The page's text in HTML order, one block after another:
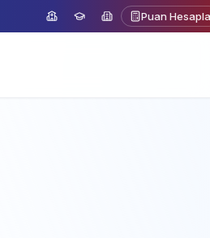
Puan Hesapla